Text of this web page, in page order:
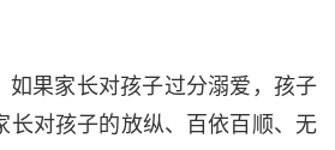
如果家长对孩子过分溺爱，孩子
长对孩子的放纵、百依百顺、无